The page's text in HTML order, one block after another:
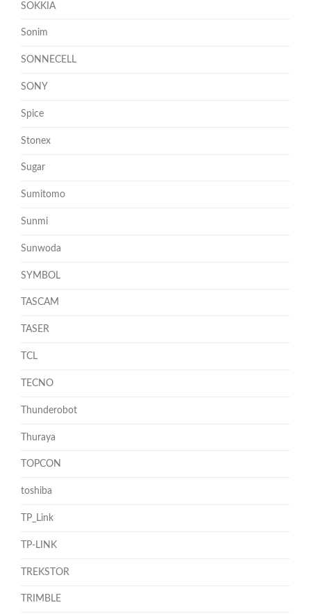
SOKKIA
Sonim
SONNECELL
SONY
Spice
Stonex
Sugar
Sumitomo
Sunmi
Sunwoda
SYMBOL
TASCAM
TASER
TCL
TECNO
Thunderobot
Thuraya
TOPCON
toshiba
TP_Link
TP-LINK
TREKSTOR
TRIMBLE